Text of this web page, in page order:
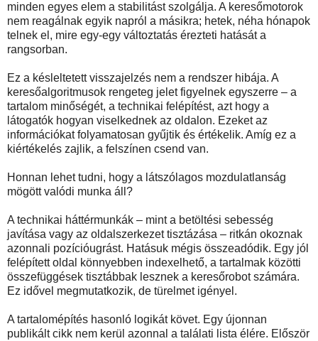
minden egyes elem a stabilitást szolgálja. A keresőmotorok
nem reagálnak egyik napról a másikra; hetek, néha hónapok
telnek el, mire egy-egy változtatás érezteti hatását a
rangsorban.
Ez a késleltetett visszajelzés nem a rendszer hibája. A
keresőalgoritmusok rengeteg jelet figyelnek egyszerre – a
tartalom minőségét, a technikai felépítést, azt hogy a
látogatók hogyan viselkednek az oldalon. Ezeket az
információkat folyamatosan gyűjtik és értékelik. Amíg ez a
kiértékelés zajlik, a felszínen csend van.
Honnan lehet tudni, hogy a látszólagos mozdulatlanság
mögött valódi munka áll?
A technikai háttérmunkák – mint a betöltési sebesség
javítása vagy az oldalszerkezet tisztázása – ritkán okoznak
azonnali pozícióugrást. Hatásuk mégis összeadódik. Egy jól
felépített oldal könnyebben indexelhető, a tartalmak közötti
összefüggések tisztábbak lesznek a keresőrobot számára.
Ez idővel megmutatkozik, de türelmet igényel.
A tartalomépítés hasonló logikát követ. Egy újonnan
publikált cikk nem kerül azonnal a találati lista élére. Először